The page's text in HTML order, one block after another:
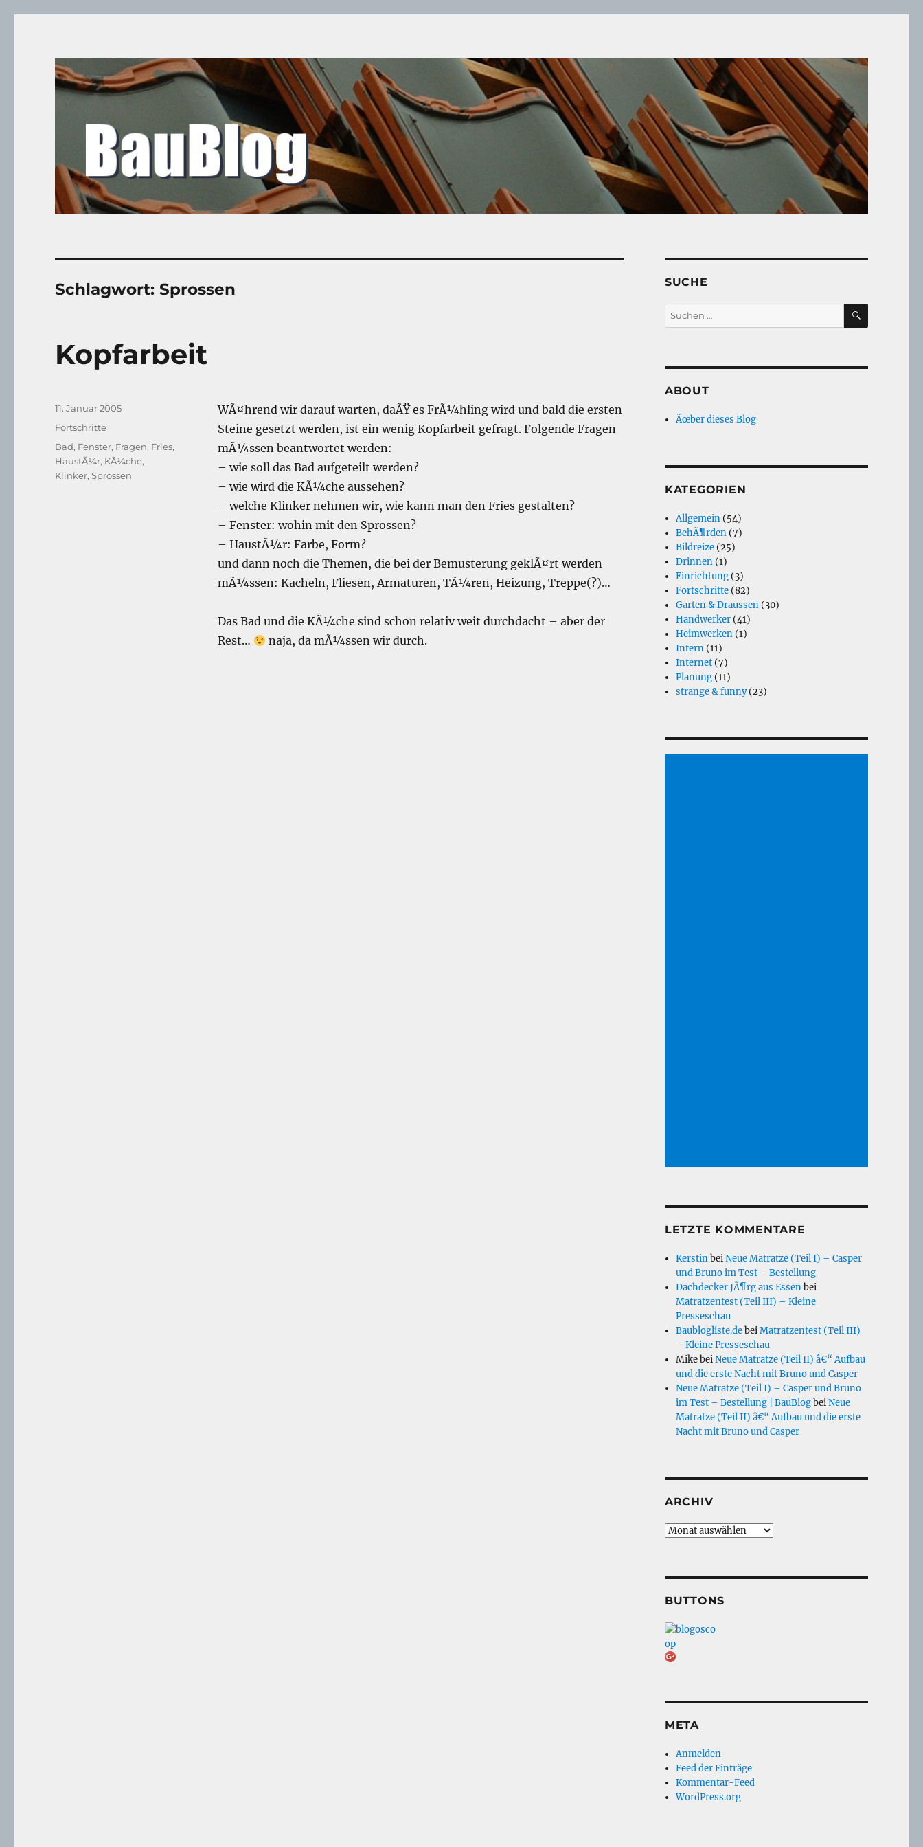
Schlagwort:Sprossen
Kopfarbeit
WÃ¤hrend wir darauf warten, daÃŸ es FrÃ¼hling wird und bald die ersten
Steine gesetzt werden, ist ein wenig Kopfarbeit gefragt. Folgende Fragen
mÃ¼ssen beantwortet werden:
– wie soll das Bad aufgeteilt werden?
– wie wird die KÃ¼che aussehen?
– welche Klinker nehmen wir, wie kann man den Fries gestalten?
– Fenster: wohin mit den Sprossen?
– HaustÃ¼r: Farbe, Form?
und dann noch die Themen, die bei der Bemusterung geklÃ¤rt werden
mÃ¼ssen: Kacheln, Fliesen, Armaturen, TÃ¼ren, Heizung, Treppe(?)…
Das Bad und die KÃ¼che sind schon relativ weit durchdacht – aber der
Rest…
naja, da mÃ¼ssen wir durch.
Veröffentlicht
am
11. Januar 2005
Kategorien
Fortschritte
Schlagwörter
Bad, Fenster, Fragen, Fries,
HaustÃ¼r, KÃ¼che,
Klinker,Sprossen
SUCHE
Suche
nach:
SUCHEN
ABOUT
Ãœber dieses Blog
KATEGORIEN
Allgemein (54)
BehÃ¶rden (7)
Bildreize (25)
Drinnen (1)
Einrichtung (3)
Fortschritte (82)
Garten & Draussen (30)
Handwerker (41)
Heimwerken (1)
Intern (11)
Internet (7)
Planung (11)
strange & funny(23)
LETZTE KOMMENTARE
KerstinbeiNeue Matratze (Teil I) – Casper
und Bruno im Test – Bestellung
Dachdecker JÃ¶rg aus Essenbei
Matratzentest (Teil III) – Kleine
Presseschau
Baublogliste.debeiMatratzentest (Teil III)
– Kleine Presseschau
MikebeiNeue Matratze (Teil II) â€“ Aufbau
und die erste Nacht mit Bruno und Casper
Neue Matratze (Teil I) – Casper und Bruno
im Test – Bestellung | BauBlogbeiNeue
Matratze (Teil II) â€“ Aufbau und die erste
Nacht mit Bruno und Casper
ARCHIV
Archiv
BUTTONS
META
Anmelden
Feed der Einträge
Kommentar-Feed
WordPress.org